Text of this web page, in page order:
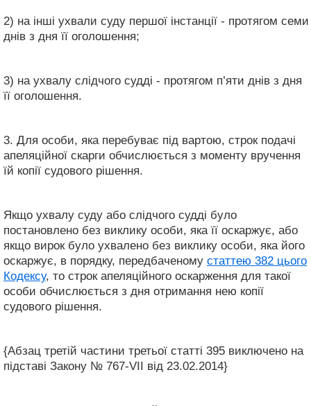
2) на інші ухвали суду першої інстанції - протягом семи
днів з дня її оголошення;
3) на ухвалу слідчого судді - протягом п’яти днів з дня
її оголошення.
3. Для особи, яка перебуває під вартою, строк подачі
апеляційної скарги обчислюється з моменту вручення
їй копії судового рішення.
Якщо ухвалу суду або слідчого судді було
постановлено без виклику особи, яка її оскаржує, або
якщо вирок було ухвалено без виклику особи, яка його
оскаржує, в порядку, передбаченому статтею 382 цього
Кодексу, то строк апеляційного оскарження для такої
особи обчислюється з дня отримання нею копії
судового рішення.
{Абзац третій частини третьої статті 395 виключено на
підставі Закону № 767-VII від 23.02.2014}